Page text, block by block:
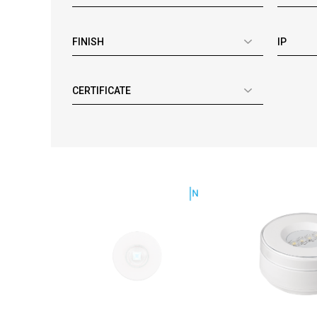
FINISH IP
CERTIFICATE